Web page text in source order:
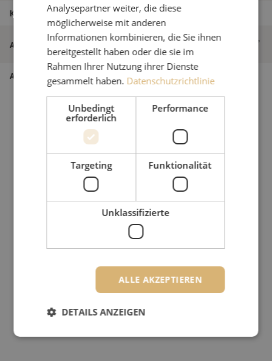
Klasse B
Artikelname
Patchkabel duplex SM, E2000/APC-SC/PC,
2,0mm, 4m
Artikel Nummer M20000225
Analysepartner weiter, die diese
möglicherweise mit anderen
Informationen kombinieren, die Sie ihnen
bereitgestellt haben oder die sie im
Rahmen Ihrer Nutzung ihrer Dienste
gesammelt haben. Datenschutzrichtlinie
Unbedingt
erforderlich
Performance
Targeting Funktionalität
Unklassifizierte
ALLE AKZEPTIEREN
DETAILS ANZEIGEN